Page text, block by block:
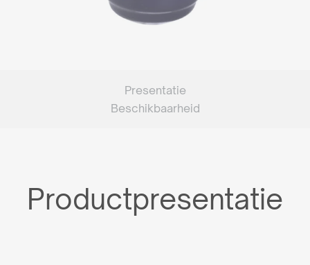
Presentatie
Beschikbaarheid
Productpresentatie